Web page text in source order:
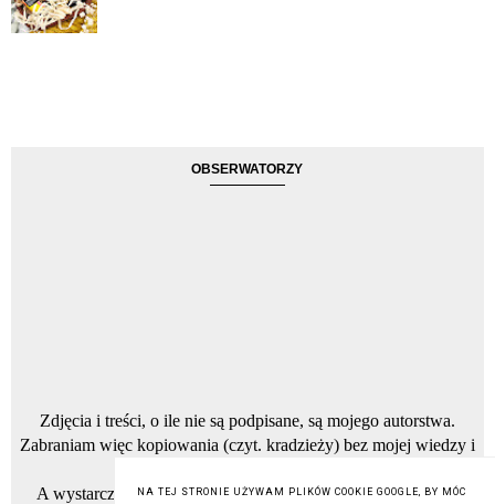
OBSERWATORZY
Zdjęcia i treści, o ile nie są podpisane, są mojego autorstwa.
Zabraniam więc kopiowania (czyt. kradzieży) bez mojej wiedzy i
A wystarczy napisać na maila którego znajdziesz w zakładce
NA TEJ STRONIE UŻYWAM PLIKÓW COOKIE GOOGLE, BY MÓC